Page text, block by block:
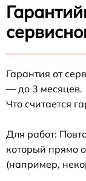
Гарантия от
— до 3 месяцев.
Что считается
Для работ:
который прямо
(например,